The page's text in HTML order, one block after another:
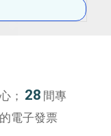
； 28 間專
電子發票